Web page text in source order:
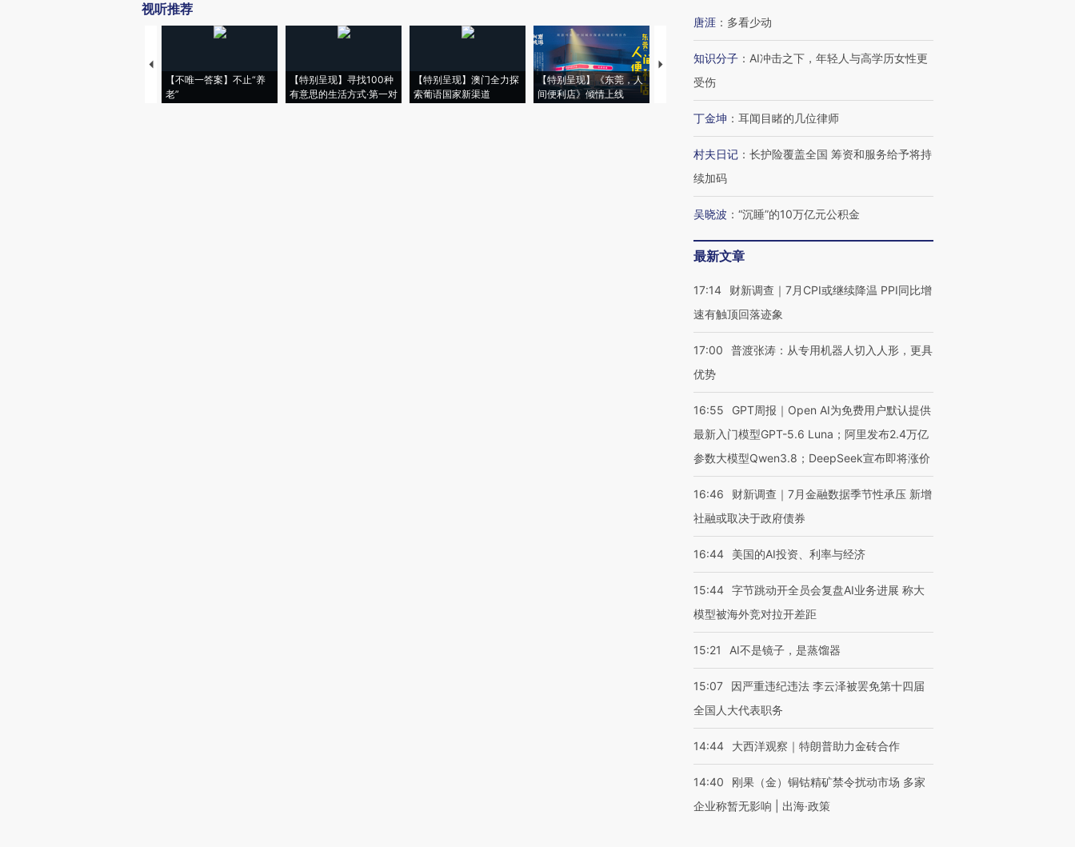
视听推荐
【不唯一答案】不止“养
老”
【特别呈现】寻找100种
有意思的生活方式·第一对
【特别呈现】澳门全力探
索葡语国家新渠道
【特别呈现】《东莞，人
间便利店》倾情上线
【推广】走进第四届链博
会，让数智科技“链”接产
【商旅对话】华住集团
唐涯 ： 多看少动
知识分子 ： AI冲击之下，年轻人与高学历女性更
受伤
丁金坤 ： 耳闻目睹的几位律师
村夫日记 ： 长护险覆盖全国 筹资和服务给予将持
续加码
吴晓波 ： “沉睡”的10万亿元公积金
最新文章
17:14
财新调查｜7月CPI或继续降温 PPI同比增
速有触顶回落迹象
17:00
普渡张涛：从专用机器人切入人形，更具
优势
16:55
GPT周报｜Open AI为免费用户默认提供
最新入门模型GPT-5.6 Luna；阿里发布2.4万亿
参数大模型Qwen3.8；DeepSeek宣布即将涨价
16:46
财新调查｜7月金融数据季节性承压 新增
社融或取决于政府债券
16:44 美国的AI投资、利率与经济
15:44 字节跳动开全员会复盘AI业务进展 称大
模型被海外竞对拉开差距
15:21 AI不是镜子，是蒸馏器
15:07
因严重违纪违法 李云泽被罢免第十四届
全国人大代表职务
14:44 大西洋观察｜特朗普助力金砖合作
14:40
刚果（金）铜钴精矿禁令扰动市场 多家
企业称暂无影响 | 出海·政策